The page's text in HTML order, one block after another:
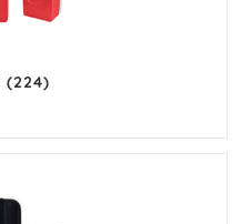
(224)